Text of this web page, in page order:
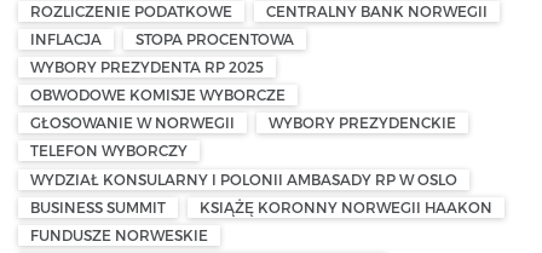
ROZLICZENIE PODATKOWE
CENTRALNY BANK NORWEGII
INFLACJA
STOPA PROCENTOWA
WYBORY PREZYDENTA RP 2025
OBWODOWE KOMISJE WYBORCZE
GŁOSOWANIE W NORWEGII
WYBORY PREZYDENCKIE
TELEFON WYBORCZY
WYDZIAŁ KONSULARNY I POLONII AMBASADY RP W OSLO
BUSINESS SUMMIT
KSIĄŻĘ KORONNY NORWEGII HAAKON
FUNDUSZE NORWESKIE